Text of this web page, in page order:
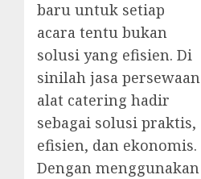
baru untuk setiap
acara tentu bukan
solusi yang efisien. Di
sinilah jasa persewaan
alat catering hadir
sebagai solusi praktis,
efisien, dan ekonomis.
Dengan menggunakan